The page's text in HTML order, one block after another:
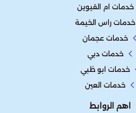
خدمات ام القيوين
خدمات راس الخيمة
خدمات عجمان
خدمات دبي
خدمات ابو ظبي
خدمات العين
اهم الروابط